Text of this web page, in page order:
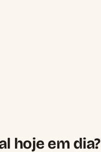
hoje em dia?